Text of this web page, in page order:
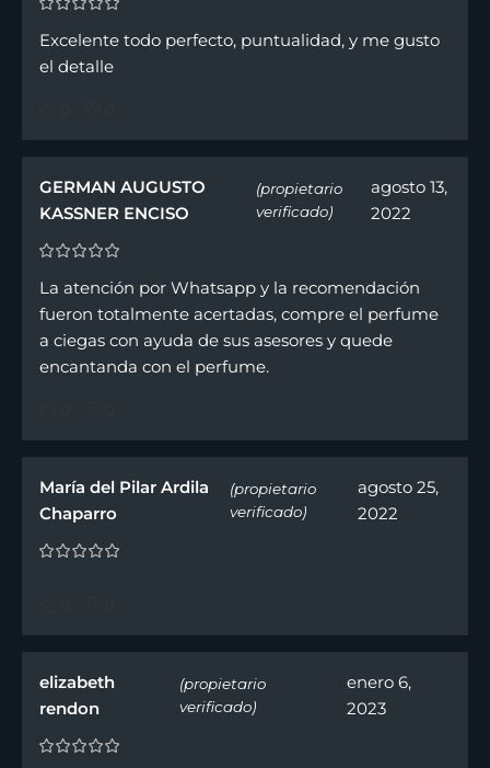
Excelente todo perfecto, puntualidad, y me gusto
el detalle
GERMAN AUGUSTO
KASSNER ENCISO
(propietario
verificado)
agosto 13,
2022
La atención por Whatsapp y la recomendación
fueron totalmente acertadas, compre el perfume
a ciegas con ayuda de sus asesores y quede
encantanda con el perfume.
María del Pilar Ardila
Chaparro
(propietario
verificado)
agosto 25,
2022
elizabeth
rendon
(propietario
verificado)
enero 6,
2023